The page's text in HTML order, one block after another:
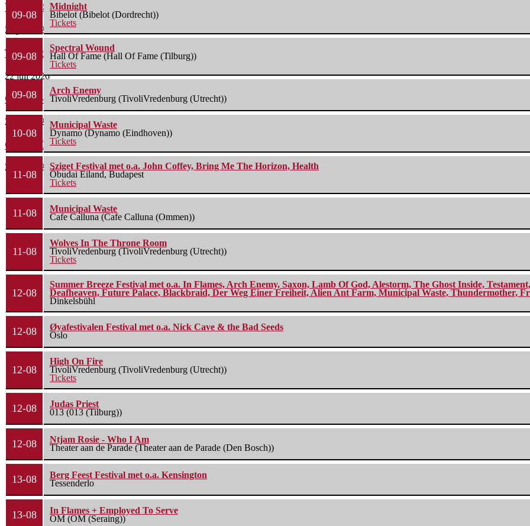
Wailin’ Storms – The Arsonist
26 juli 2026
The Fifth Alliance – Stenahoria
22 juli 2026
Gallon – A Spell Called Reality
22 juli 2026
Green Carnation – A Dark Poem II: Sanguis
20 juli 2026
09-08
Midnight
Bibelot (Bibelot (Dordrecht))
Tickets
09-08
Spectral Wound
Hall Of Fame (Hall Of Fame (Tilburg))
Tickets
09-08
Arch Enemy
TivoliVredenburg (TivoliVredenburg (Utrecht))
10-08
Municipal Waste
Dynamo (Dynamo (Eindhoven))
Tickets
11-08
Sziget Festival met o.a. John Coffey, Bring Me The Horizon, Health
Óbudai Eiland, Budapest
Tickets
11-08
Municipal Waste
Cafe Calluna (Cafe Calluna (Ommen))
11-08
Wolves In The Throne Room
TivoliVredenburg (TivoliVredenburg (Utrecht))
Tickets
12-08
Summer Breeze Festival met o.a. In Flames, Arch Enemy, Saxon, Lamb Of God, Alestorm, The Ghost Inside,
Deafheaven, Future Palace, Blackbraid, Der Weg Einer Freiheit, Alien Ant Farm, Municipal Waste, Thundermother,
Dinkelsbühl
12-08
Øyafestivalen Festival met o.a. Nick Cave & the Bad Seeds
Oslo
12-08
High On Fire
TivoliVredenburg (TivoliVredenburg (Utrecht))
Tickets
12-08
Judas Priest
013 (013 (Tilburg))
12-08
Ntjam Rosie - Who I Am
Theater aan de Parade (Theater aan de Parade (Den Bosch))
13-08
Berg Feest Festival met o.a. Kensington
Tessenderlo
13-08
In Flames + Employed To Serve
OM (OM (Seraing))